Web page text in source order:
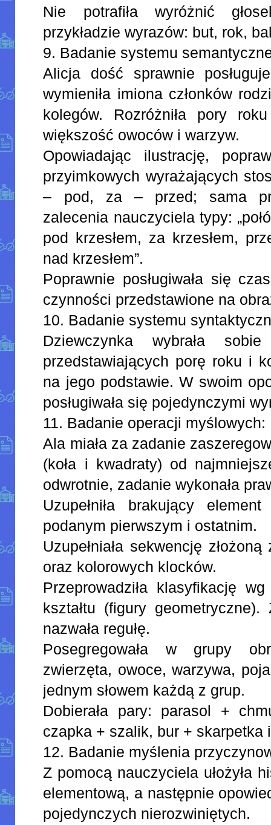
Nie potrafiła wyróżnić
przykładzie wyrazów: but, rok,
9. Badanie systemu
Alicja dość sprawnie
wymieniła imiona członków
kolegów. Rozróżniła pory
większość owoców i warzyw.
Opowiadając ilustrację,
przyimkowych wyrażających
– pod, za – przed; sama
zalecenia nauczyciela typy:
pod krzesłem, za krzesłem,
nad krzesłem”.
Poprawnie posługiwała się
czynności przedstawione na
10. Badanie systemu
Dziewczynka wybrała
przedstawiających porę roku i
na jego podstawie. W swoim
posługiwała się pojedynczymi
11. Badanie operacji myślowych:
Ala miała za zadanie
(koła i kwadraty) od
odwrotnie, zadanie wykonała
Uzupełniła brakujący
podanym pierwszym i ostatnim.
Uzupełniała sekwencję
oraz kolorowych klocków.
Przeprowadziła klasyfikację
kształtu (figury
nazwała regułę.
Posegregowała w grupy
zwierzęta, owoce, warzywa,
jednym słowem każdą z grup.
Dobierała pary: parasol +
czapka + szalik, bur + skarpetka
12. Badanie myślenia
Z pomocą nauczyciela ułożyła
elementową, a następnie
pojedynczych nierozwiniętych.